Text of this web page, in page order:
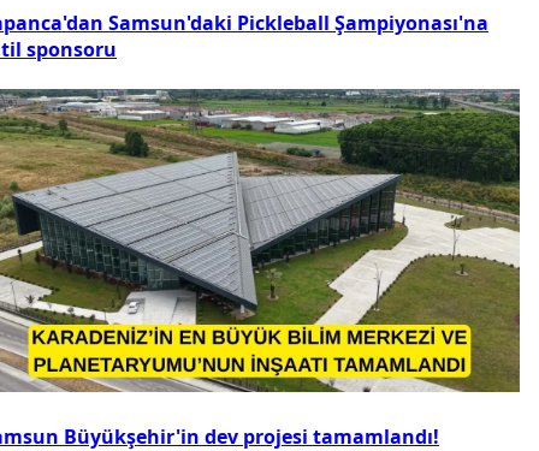
Samsun'daki Pickleball Şampiyonası'na
sponsoru
Büyükşehir'in dev projesi tamamlandı!